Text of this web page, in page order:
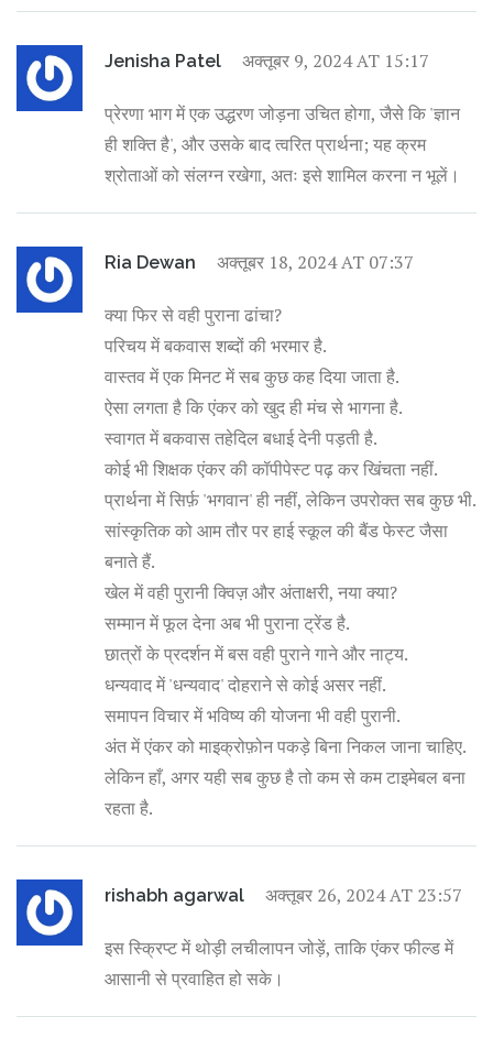
Jenisha Patel अक्तूबर 9, 2024 AT 15:17
प्रेरणा भाग में एक उद्धरण जोड़ना उचित होगा, जैसे कि 'ज्ञान
ही शक्ति है', और उसके बाद त्वरित प्रार्थना; यह क्रम
श्रोताओं को संलग्न रखेगा, अतः इसे शामिल करना न भूलें।
Ria Dewan अक्तूबर 18, 2024 AT 07:37
क्या फिर से वही पुराना ढांचा?
परिचय में बकवास शब्दों की भरमार है.
वास्तव में एक मिनट में सब कुछ कह दिया जाता है.
ऐसा लगता है कि एंकर को खुद ही मंच से भागना है.
स्वागत में बकवास तहेदिल बधाई देनी पड़ती है.
कोई भी शिक्षक एंकर की कॉपीपेस्ट पढ़ कर खिंचता नहीं.
प्रार्थना में सिर्फ़ 'भगवान' ही नहीं, लेकिन उपरोक्त सब कुछ भी.
सांस्कृतिक को आम तौर पर हाई स्कूल की बैंड फेस्ट जैसा
बनाते हैं.
खेल में वही पुरानी क्विज़ और अंताक्षरी, नया क्या?
सम्मान में फूल देना अब भी पुराना ट्रेंड है.
छात्रों के प्रदर्शन में बस वही पुराने गाने और नाट्य.
धन्यवाद में 'धन्यवाद' दोहराने से कोई असर नहीं.
समापन विचार में भविष्य की योजना भी वही पुरानी.
अंत में एंकर को माइक्रोफ़ोन पकड़े बिना निकल जाना चाहिए.
लेकिन हाँ, अगर यही सब कुछ है तो कम से कम टाइमेबल बना
रहता है.
rishabh agarwal अक्तूबर 26, 2024 AT 23:57
इस स्क्रिप्ट में थोड़ी लचीलापन जोड़ें, ताकि एंकर फील्ड में
आसानी से प्रवाहित हो सके।